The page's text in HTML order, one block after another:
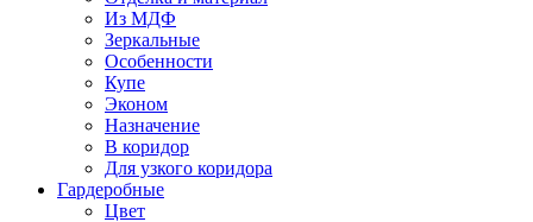
Из МДФ
Зеркальные
Особенности
Купе
Эконом
Назначение
В коридор
Для узкого коридора
Гардеробные
Цвет